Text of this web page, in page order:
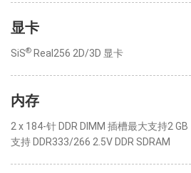
显卡
SiS® Real256 2D/3D 显卡
内存
2 x 184-针 DDR DIMM 插槽最大支持2 GB
支持 DDR333/266 2.5V DDR SDRAM